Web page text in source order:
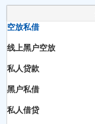
空放私借
线上黑户空放
私人贷款
黑户私借
私人借贷